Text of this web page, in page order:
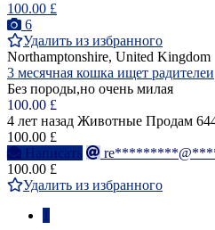
100.00 £
6
Удалить из избранного
Northamptonshire, United Kingdom
3 месячная кошка ищет радителеи
Без породы,но очень милая
100.00 £
4 лет назад Животные Продам
100.00 £
Написать
100.00 £
Удалить из избранного